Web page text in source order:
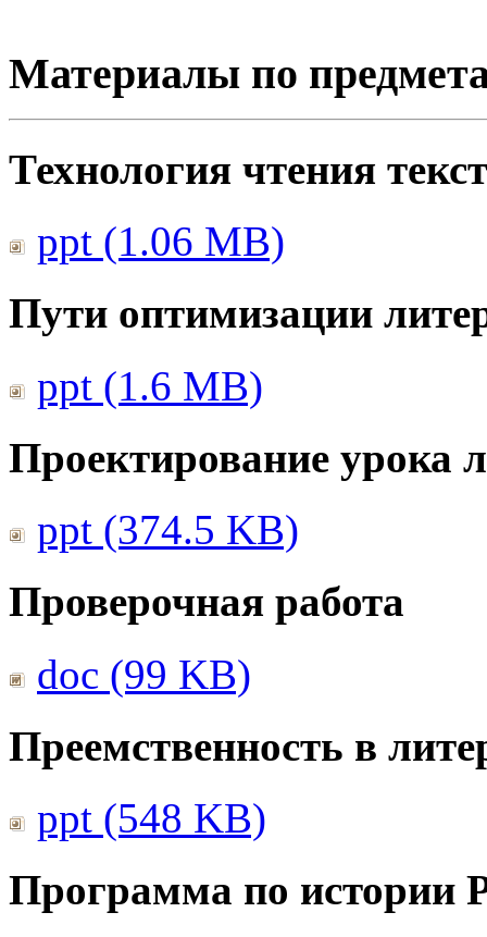
Материалы по
Технология чтения
ppt (1.06 MB)
Пути оптимизации
ppt (1.6 MB)
Проектирование урока
ppt (374.5 KB)
Проверочная работа
doc (99 KB)
Преемственность в
ppt (548 KB)
Программа по истории